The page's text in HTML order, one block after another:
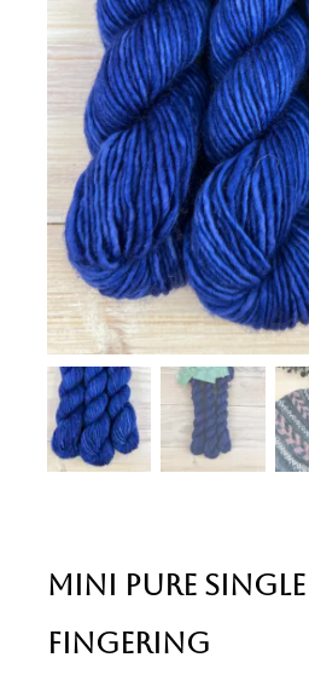
Mini Pure
Fingering